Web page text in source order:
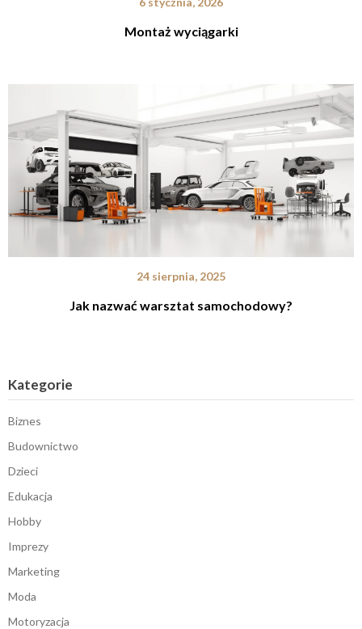
Montaż wyciągarki
24 sierpnia, 2025
Jak nazwać warsztat samochodowy?
Kategorie
Biznes
Budownictwo
Dzieci
Edukacja
Hobby
Imprezy
Marketing
Moda
Motoryzacja